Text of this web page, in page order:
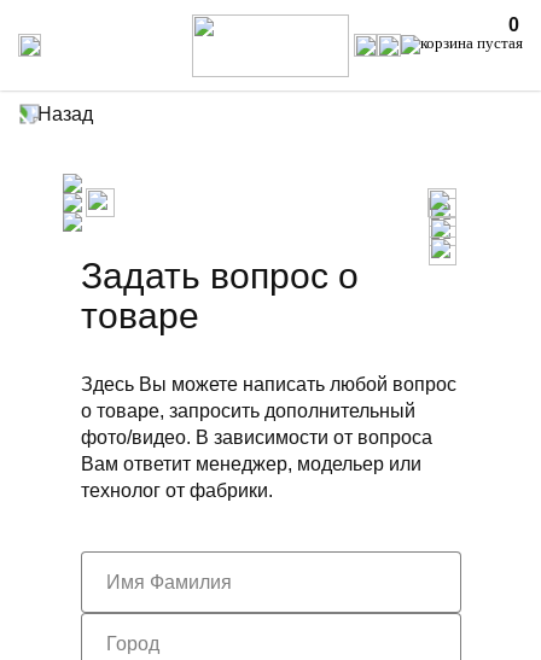
0
Назад
Задать вопрос о
товаре
Здесь Вы можете написать любой вопрос
о товаре, запросить дополнительный
фото/видео. В зависимости от вопроса
Вам ответит менеджер, модельер или
технолог от фабрики.